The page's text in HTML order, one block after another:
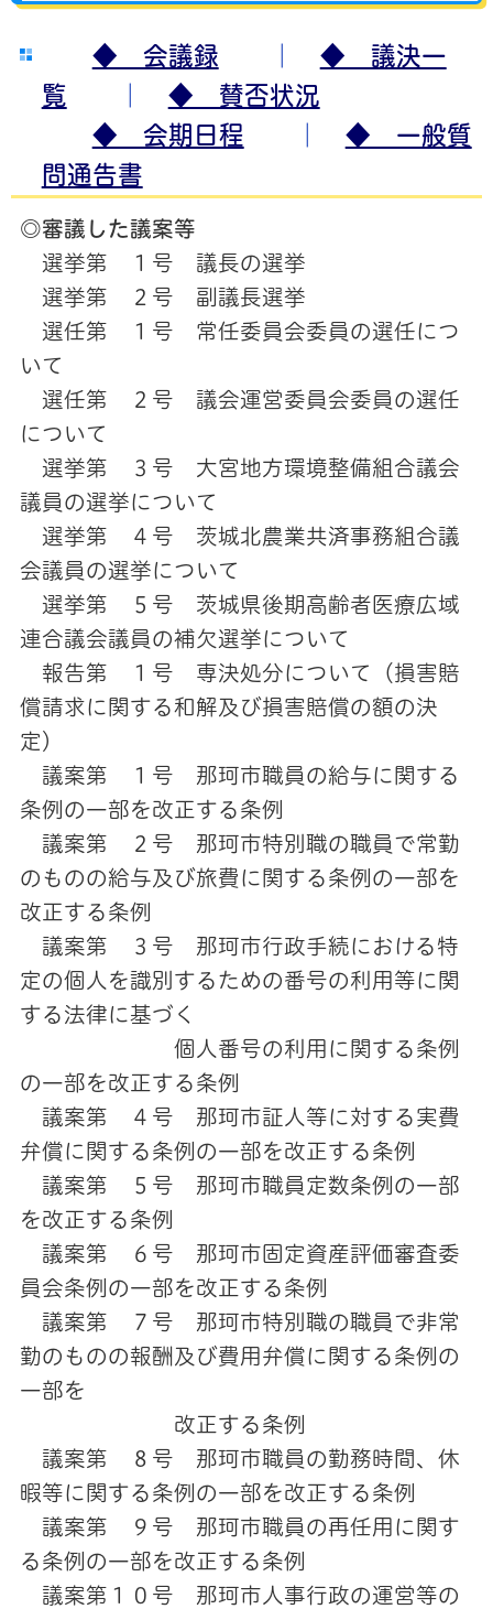
◆ 会議録
◆ 議決一
覧
◆ 賛否状況
◆ 会期日程
◆ 一般質
問通告書
◎審議した議案等
選挙第 １号 議長の選挙
選挙第 ２号 副議長選挙
選任第 １号 常任委員会委員の選任につ
いて
選任第 ２号 議会運営委員会委員の選任
について
選挙第 ３号 大宮地方環境整備組合議会
議員の選挙について
選挙第 ４号 茨城北農業共済事務組合議
会議員の選挙について
選挙第 ５号 茨城県後期高齢者医療広域
連合議会議員の補欠選挙について
報告第 １号 専決処分について（損害賠
償請求に関する和解及び損害賠償の額の決
定）
議案第 １号 那珂市職員の給与に関する
条例の一部を改正する条例
議案第 ２号 那珂市特別職の職員で常勤
のものの給与及び旅費に関する条例の一部を
改正する条例
議案第 ３号 那珂市行政手続における特
定の個人を識別するための番号の利用等に関
する法律に基づく
個人番号の利用に関する条例
の一部を改正する条例
議案第 ４号 那珂市証人等に対する実費
弁償に関する条例の一部を改正する条例
議案第 ５号 那珂市職員定数条例の一部
を改正する条例
議案第 ６号 那珂市固定資産評価審査委
員会条例の一部を改正する条例
議案第 ７号 那珂市特別職の職員で非常
勤のものの報酬及び費用弁償に関する条例の
一部を
改正する条例
議案第 ８号 那珂市職員の勤務時間、休
暇等に関する条例の一部を改正する条例
議案第 ９号 那珂市職員の再任用に関す
る条例の一部を改正する条例
議案第１０号 那珂市人事行政の運営等の